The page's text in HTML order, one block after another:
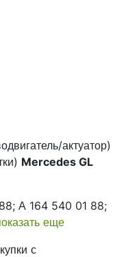
актуатор)
Mercedes GL
А 164 540 01 88;
еще
с